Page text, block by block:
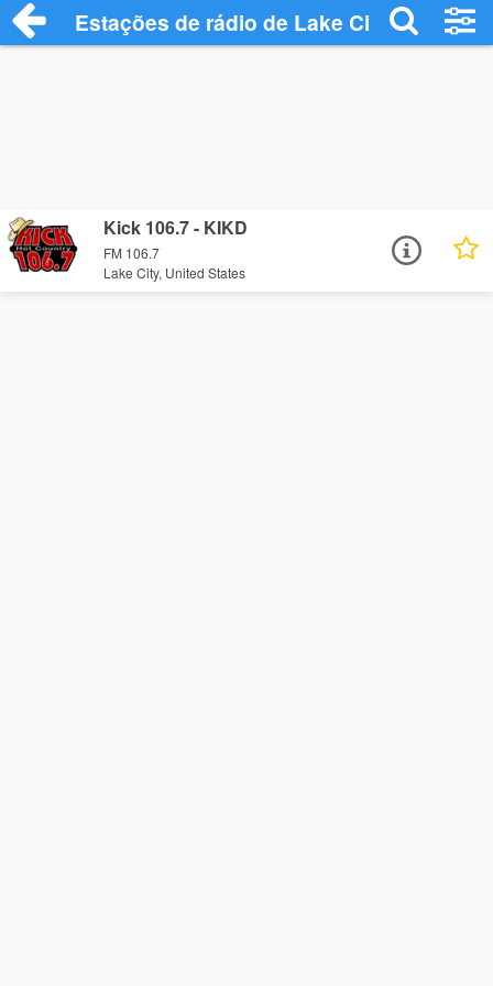
Estações de rádio de Lake City - Ouça
Kick 106.7 - KIKD
FM 106.7
Lake City, United States